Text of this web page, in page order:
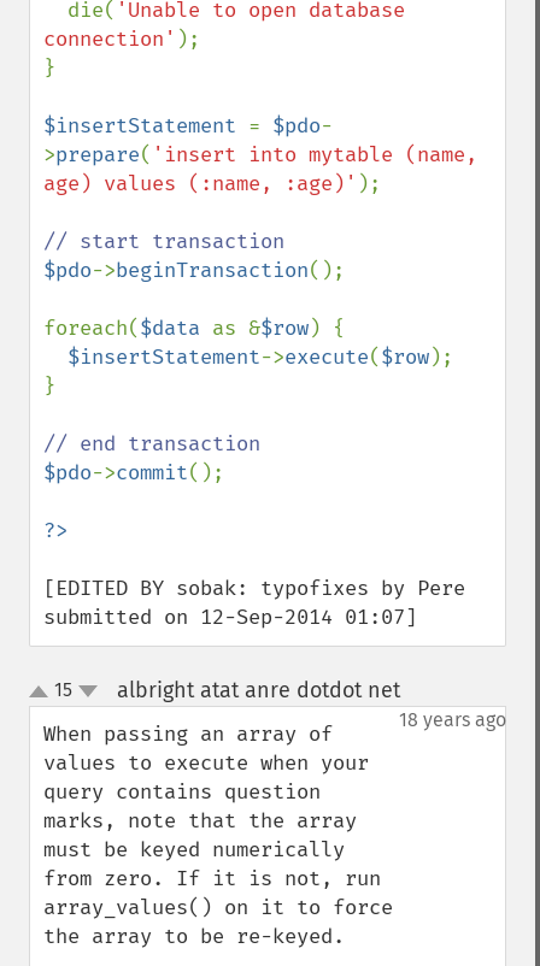
  die(
'Unable to open database
connection' );
}
$insertStatement = $pdo-
>prepare( 'insert into mytable (name,
age) values (:name, :age)' );
$pdo->beginTransaction();
foreach($data as &$row) {
$insertStatement->execute($row);
}
$pdo->commit();
[EDITED BY sobak: typofixes by Pere
submitted on 12-Sep-2014 01:07]
up
down
15 albright atat anre dotdot net¶
18 years ago
When passing an array of
values to execute when your
query contains question
marks, note that the array
must be keyed numerically
from zero. If it is not, run
array_values() on it to force
the array to be re-keyed.